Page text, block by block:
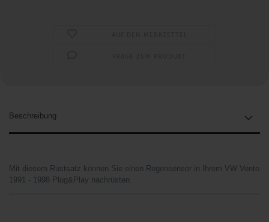
Beschreibung
Mit diesem Rüstsatz können Sie einen Regensensor in Ihrem VW Vento
1991 - 1998 Plug&Play nachrüsten.